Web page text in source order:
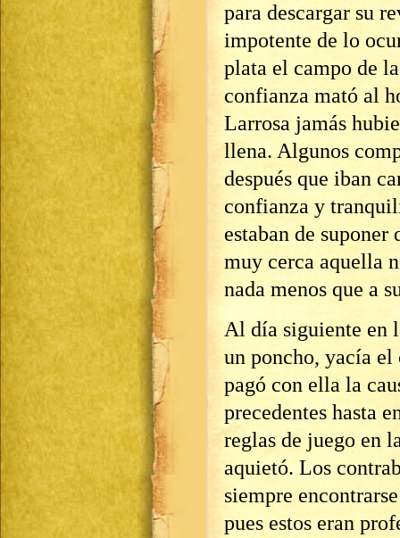
para descargar su
impotente de lo
plata el campo de
confianza mató al
Larrosa jamás
llena. Algunos
después que iban
confianza y
estaban de
muy cerca aquella
nada menos que a
Al día siguiente en
un poncho, yacía el
pagó con ella la
precedentes hasta
reglas de juego en
aquietó. Los
siempre
pues estos eran